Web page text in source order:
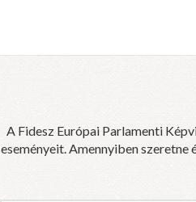
A Fidesz Európai Parlamenti
eseményeit. Amennyiben